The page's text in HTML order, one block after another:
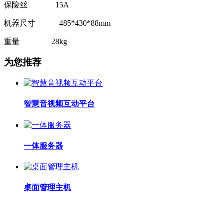
保险丝 15A
机器尺寸 485*430*88mm
重量 28kg
为您推荐
智慧音视频互动平台
一体服务器
桌面管理主机